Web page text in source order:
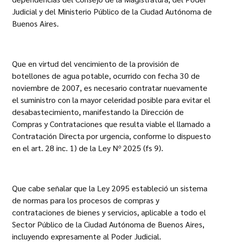
Judicial y del Ministerio Público de la Ciudad Autónoma de
Buenos Aires.
Que en virtud del vencimiento de la provisión de
botellones de agua potable, ocurrido con fecha 30 de
noviembre de 2007, es necesario contratar nuevamente
el suministro con la mayor celeridad posible para evitar el
desabastecimiento, manifestando la Dirección de
Compras y Contrataciones que resulta viable el llamado a
Contratación Directa por urgencia, conforme lo dispuesto
en el art. 28 inc. 1) de la Ley Nº 2025 (fs 9).
Que cabe señalar que la Ley 2095 estableció un sistema
de normas para los procesos de compras y
contrataciones de bienes y servicios, aplicable a todo el
Sector Público de la Ciudad Autónoma de Buenos Aires,
incluyendo expresamente al Poder Judicial.